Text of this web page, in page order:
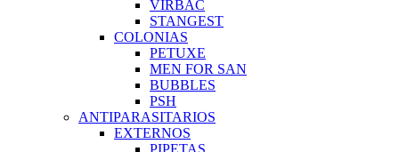
VIRBAC
STANGEST
COLONIAS
PETUXE
MEN FOR SAN
BUBBLES
PSH
ANTIPARASITARIOS
EXTERNOS
PIPETAS